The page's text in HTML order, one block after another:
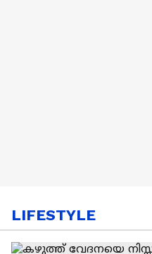
LIFESTYLE